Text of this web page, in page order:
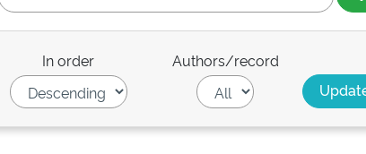
In order Authors/record